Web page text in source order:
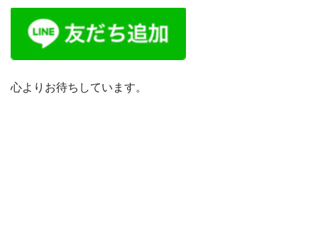
心よりお待ちしています。